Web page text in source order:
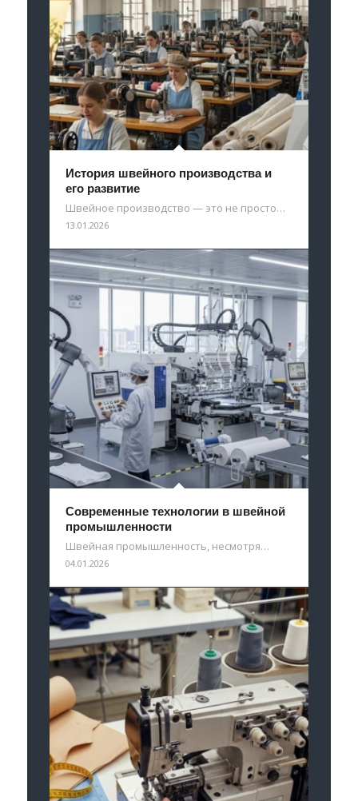
История швейного производства и
его развитие
Швейное производство — это не просто…
13.01.2026
Современные технологии в швейной
промышленности
Швейная промышленность, несмотря…
04.01.2026